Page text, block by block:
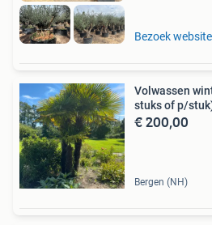
Bezoek website
Volwassen
stuks of p/
€ 200,00
Bergen (NH)